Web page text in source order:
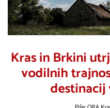
Kras in Brkini
vodilnih
destinacij